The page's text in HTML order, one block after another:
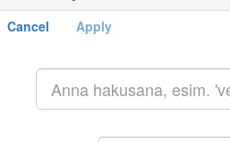
+
Cancel Apply